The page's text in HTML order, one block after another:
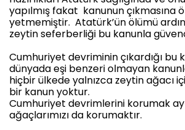
yapılmış fakat kanunun çıkmasına
yetmemiştir. Atatürk’ün ölümü
zeytin seferberliği bu kanunla
Cumhuriyet devriminin çıkardığı bu
dünyada eşi benzeri olmayan
hiçbir ülkede yalnızca zeytin ağacı
bir kanun yoktur.
Cumhuriyet devrimlerini korumak
ağaçlarımızı da korumaktır.